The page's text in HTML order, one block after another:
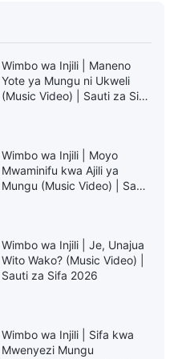
Wimbo wa Injili | Maneno
Yote ya Mungu ni Ukweli
(Music Video) | Sauti za Sifa
Wimbo wa Injili | Moyo
Mwaminifu kwa Ajili ya
Mungu (Music Video) | Sauti
Wimbo wa Injili | Je, Unajua
Wito Wako? (Music Video) |
Sauti za Sifa 2026
Wimbo wa Injili | Sifa kwa
Mwenyezi Mungu